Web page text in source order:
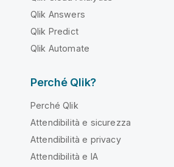
Qlik Answers
Qlik Predict
Qlik Automate
Perché Qlik?
Perché Qlik
Attendibilità e sicurezza
Attendibilità e privacy
Attendibilità e IA